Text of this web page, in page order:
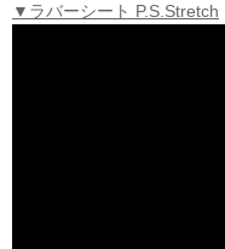
▼ラバーシート P.S.Stretch